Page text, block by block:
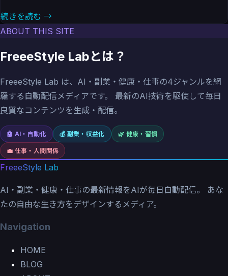
続きを読む →
ABOUT THIS SITE
FreeeStyle Labとは？
FreeeStyle Lab は、AI・副業・健康・仕事の4ジャンルを網
羅する自動配信メディアです。 最新のAI技術を駆使して毎日
良質なコンテンツを生成・配信。
🤖 AI・自動化 💰 副業・収益化 🌿 健康・習慣
💼 仕事・人間関係
FreeeStyle Lab
AI・副業・健康・仕事の最新情報をAIが毎日自動配信。 あな
たの自由な生き方をデザインするメディア。
Navigation
HOME
BLOG